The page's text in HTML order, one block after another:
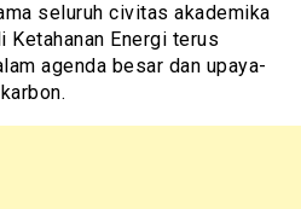
seluruh civitas akademika
Ketahanan Energi terus
agenda besar dan upaya-